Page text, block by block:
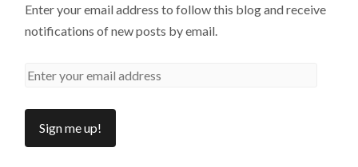
Enter your email address to follow this blog and receive
notifications of new posts by email.